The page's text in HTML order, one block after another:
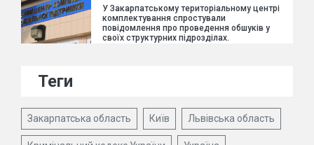
У Закарпатському територіальному центрі
комплектування спростували
повідомлення про проведення обшуків у
своїх структурних підрозділах.
Теги
Закарпатська область Київ Львівська область